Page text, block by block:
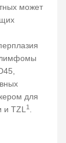
может
лимфомы
для
и TZL1 .